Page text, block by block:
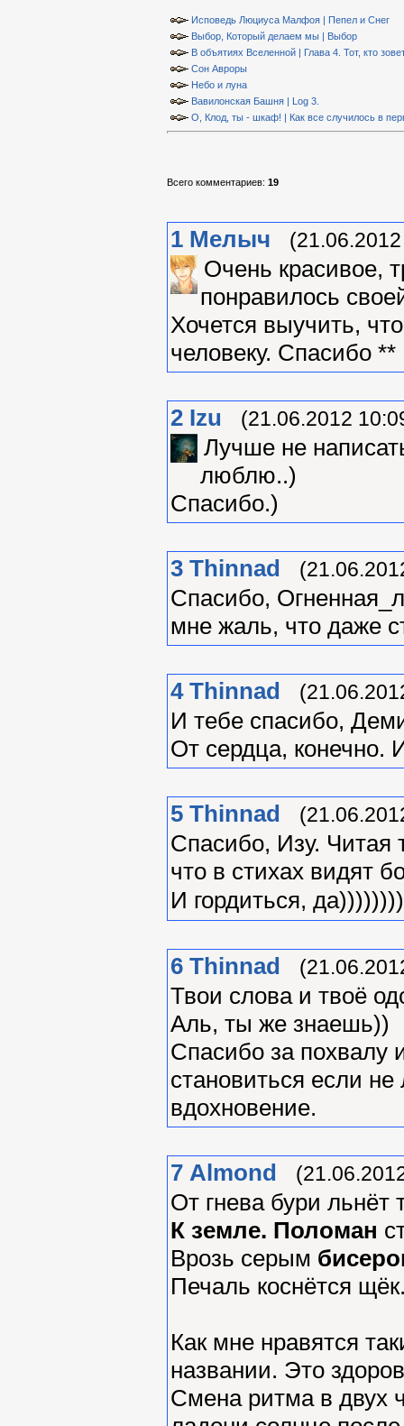
Исповедь Люциуса Малфоя | Пепел и Снег
Выбор, Который делаем мы | Выбор
В объятиях Вселенной | Глава 4. Тот, кто
Сон Авроры
Небо и луна
Вавилонская Башня | Log 3.
О, Клод, ты - шкаф! | Как все случилось в
Всего комментариев: 19
1 Мелыч
Очень красивое,
понравилось
Хочется выучить,
человеку. Спасибо **
2 Izu (21.06.2012
Лучше не
люблю..)
Спасибо.)
3 Thinnad
Спасибо,
мне жаль, что даже
4 Thinnad
И тебе спасибо,
От сердца, конечно.
5 Thinnad
Спасибо, Изу. Читая
что в стихах видят
И гордиться,
6 Thinnad
Твои слова и твоё
Аль, ты же знаешь))
Спасибо за похвалу
становиться если
вдохновение.
7 Almond
От гнева бури льнёт
К земле. Поломан
Врозь серым
Печаль коснётся
Как мне нравятся
названии. Это
Смена ритма в двух